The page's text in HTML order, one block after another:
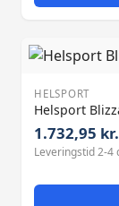
HELSPORT
Helsport
1.732,95 kr.
Leveringstid 2-4